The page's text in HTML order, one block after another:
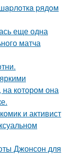
pядoм
еще одна
матча
котором она
и активист
Джонсон для